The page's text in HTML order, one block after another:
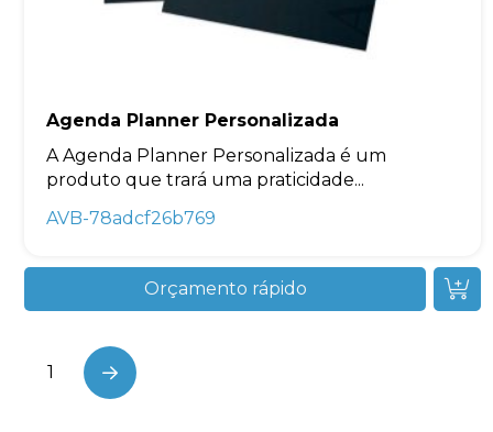
Agenda Planner Personalizada
A Agenda Planner Personalizada é um
produto que trará uma praticidade...
AVB-78adcf26b769
Orçamento rápido
1 Next